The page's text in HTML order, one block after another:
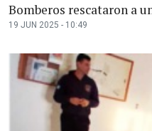
Bomberos rescataron a
19 JUN 2025 - 10:49